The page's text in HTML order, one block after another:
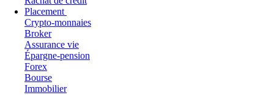
Placement
Crypto-monnaies
Broker
Assurance vie
Épargne-pension
Forex
Bourse
Immobilier